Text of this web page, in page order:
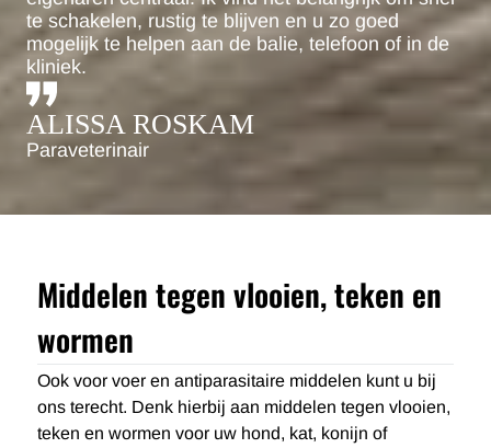
te schakelen, rustig te blijven en u zo goed
mogelijk te helpen aan de balie, telefoon of in de
kliniek.
ALISSA ROSKAM
Paraveterinair
Ook voor voer en antiparasitaire middelen kunt u bij
ons terecht. Denk hierbij aan middelen tegen vlooien,
teken en wormen voor uw hond, kat, konijn of
Middelen tegen vlooien, teken en
wormen